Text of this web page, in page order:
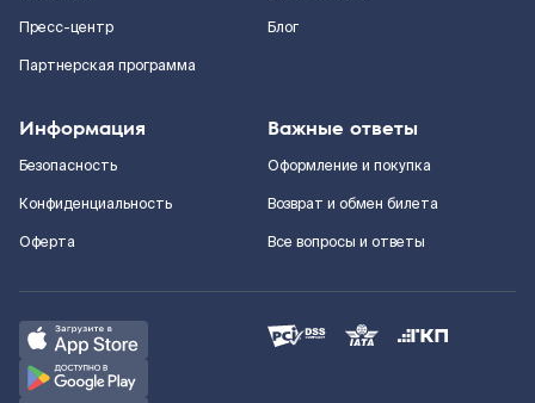
Пресс-центр
Партнерская программа
Блог
Информация
Безопасность
Конфиденциальность
Оферта
Важные ответы
Оформление и покупка
Возврат и обмен билета
Все вопросы и ответы